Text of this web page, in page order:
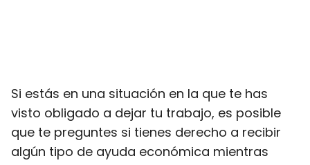
Si estás en una situación en la que te has
visto obligado a dejar tu trabajo, es posible
que te preguntes si tienes derecho a recibir
algún tipo de ayuda económica mientras